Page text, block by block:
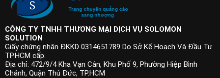
CÔNG TY TNHH THƯƠNG MẠI DỊCH VỤ SOLOMON
SOLUTION
Giấy chứng nhận ĐKKD 0314651789 Do Sở Kế Hoạch Và Đầu Tư
TP.HCM cấp.
Địa chỉ: 472/9/4 Kha Vạn Cân, Khu Phố 9, Phường Hiệp Bình
Chánh, Quận Thủ Đức, TP.HCM